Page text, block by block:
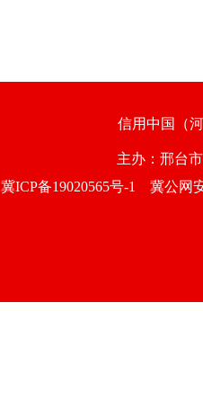
信用中国（
主办：邢
冀ICP备19020565号-1
冀公网